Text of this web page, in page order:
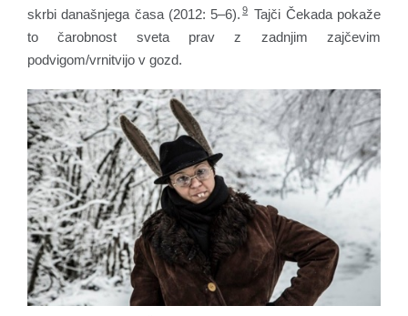
skrbi današnjega časa (2012: 5–6). 9 Tajči Čekada pokaže
to čarobnost sveta prav z zadnjim zajčevim
podvigom/vrnitvijo v gozd.